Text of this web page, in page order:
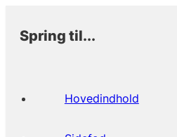
Spring til...
Hovedindhold